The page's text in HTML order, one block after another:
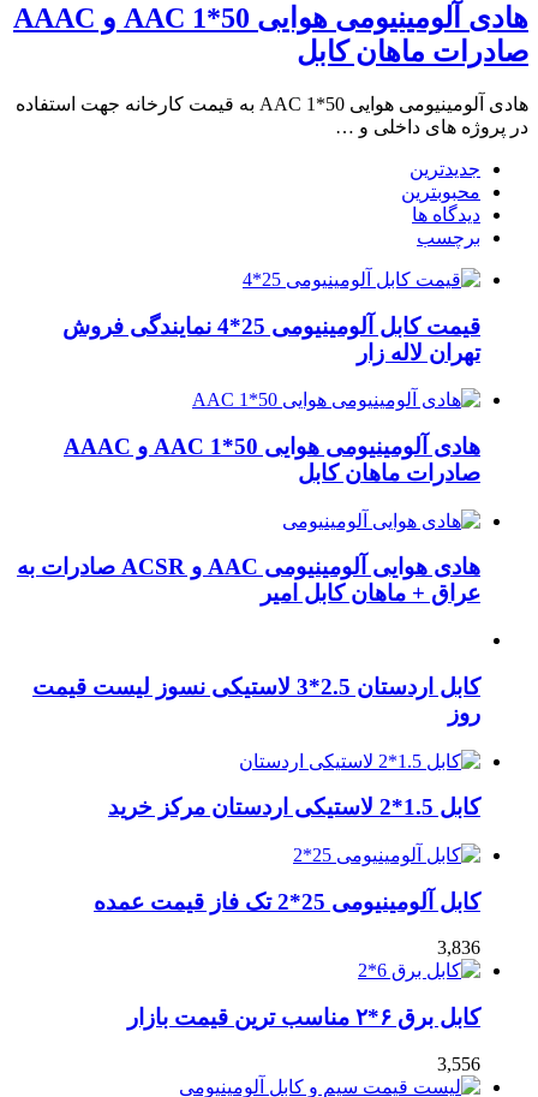
هادی آلومینیومی هوایی 50*1 AAC و AAAC
صادرات ماهان کابل
هادی آلومینیومی هوایی 50*1 AAC به قیمت کارخانه جهت استفاده
در پروژه های داخلی و …
جدیدترین
محبوبترین
دیدگاه ها
برچسب
قیمت کابل آلومینیومی 25*4 نمایندگی فروش
تهران لاله زار
هادی آلومینیومی هوایی 50*1 AAC و AAAC
صادرات ماهان کابل
هادی هوایی آلومینیومی AAC و ACSR صادرات به
عراق + ماهان کابل امیر
کابل اردستان 2.5*3 لاستیکی نسوز لیست قیمت
روز
کابل 1.5*2 لاستیکی اردستان مرکز خرید
کابل آلومینیومی 25*2 تک فاز قیمت عمده
3,836
کابل برق ۶*۲ مناسب ترین قیمت بازار
3,556